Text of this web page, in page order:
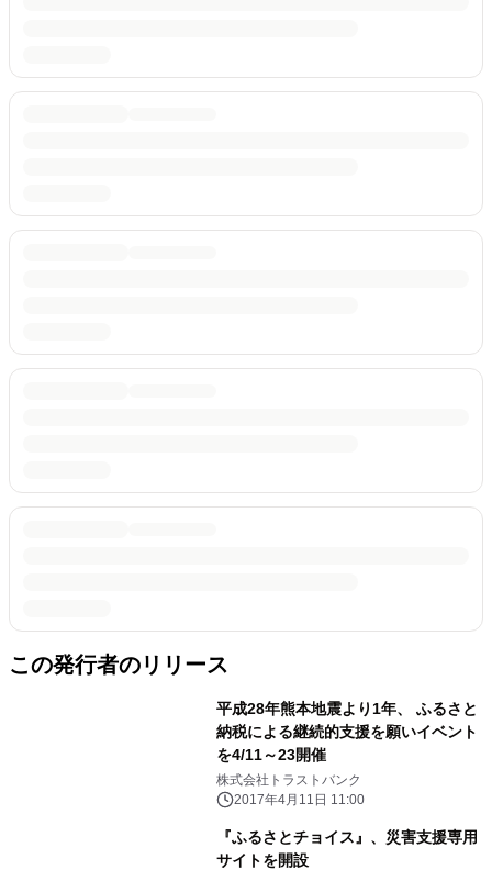
この発行者のリリース
平成28年熊本地震より1年、 ふるさと
納税による継続的支援を願いイベント
を4/11～23開催
株式会社トラストバンク
2017年4月11日 11:00
『ふるさとチョイス』、災害支援専用
サイトを開設